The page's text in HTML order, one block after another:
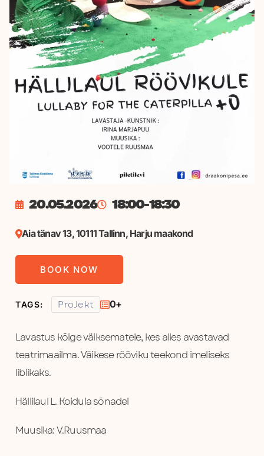
20.05.2026 18:00-18:30
Aia tänav 13, 10111 Tallinn, Harju maakond
BOOK NOW
TAGS: ProJekt 0+
Lavastus kõige väiksematele, kes alles avastavad
teatrimaailma. Väikese rööviku teekond imeliseks
liblikaks.
Hällilaul L. Koidula sõnadel
Muusika: V.Ruusmaa